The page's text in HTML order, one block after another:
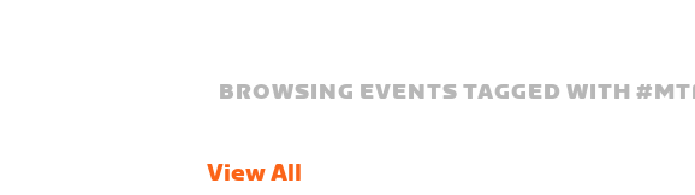
BROWSING EVENTS TAGGED WITH #
View All